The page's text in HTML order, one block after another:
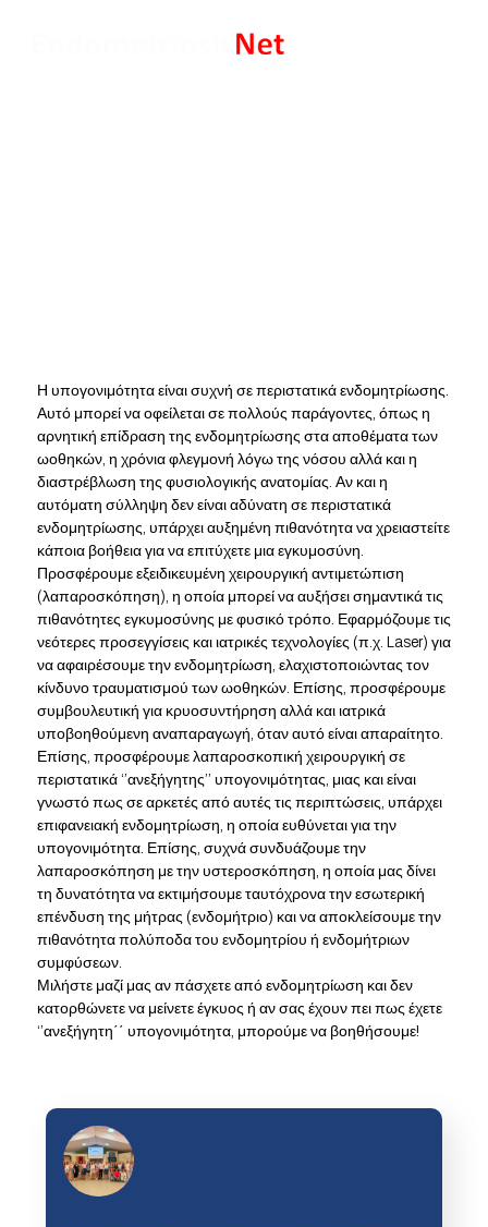
Η υπογονιμότητα είναι συχνή σε περιστατικά ενδομητρίωσης.
Αυτό μπορεί να οφείλεται σε πολλούς παράγοντες, όπως η
αρνητική επίδραση της ενδομητρίωσης στα αποθέματα των
ωοθηκών, η χρόνια φλεγμονή λόγω της νόσου αλλά και η
διαστρέβλωση της φυσιολογικής ανατομίας. Αν και η
αυτόματη σύλληψη δεν είναι αδύνατη σε περιστατικά
ενδομητρίωσης, υπάρχει αυξημένη πιθανότητα να χρειαστείτε
κάποια βοήθεια για να επιτύχετε μια εγκυμοσύνη.
Προσφέρουμε εξειδικευμένη χειρουργική αντιμετώπιση
(λαπαροσκόπηση), η οποία μπορεί να αυξήσει σημαντικά τις
πιθανότητες εγκυμοσύνης με φυσικό τρόπο. Εφαρμόζουμε τις
νεότερες προσεγγίσεις και ιατρικές τεχνολογίες (π.χ. Laser) για
να αφαιρέσουμε την ενδομητρίωση, ελαχιστοποιώντας τον
κίνδυνο τραυματισμού των ωοθηκών. Επίσης, προσφέρουμε
συμβουλευτική για κρυοσυντήρηση αλλά και ιατρικά
υποβοηθούμενη αναπαραγωγή, όταν αυτό είναι απαραίτητο.
Επίσης, προσφέρουμε λαπαροσκοπική χειρουργική σε
περιστατικά ‘’ανεξήγητης’’ υπογονιμότητας, μιας και είναι
γνωστό πως σε αρκετές από αυτές τις περιπτώσεις, υπάρχει
επιφανειακή ενδομητρίωση, η οποία ευθύνεται για την
υπογονιμότητα. Επίσης, συχνά συνδυάζουμε την
λαπαροσκόπηση με την υστεροσκόπηση, η οποία μας δίνει
τη δυνατότητα να εκτιμήσουμε ταυτόχρονα την εσωτερική
επένδυση της μήτρας (ενδομήτριο) και να αποκλείσουμε την
πιθανότητα πολύποδα του ενδομητρίου ή ενδομήτριων
συμφύσεων.
Μιλήστε μαζί μας αν πάσχετε από ενδομητρίωση και δεν
κατορθώνετε να μείνετε έγκυος ή αν σας έχουν πει πως έχετε
‘’ανεξήγητη΄΄ υπογονιμότητα, μπορούμε να βοηθήσουμε!